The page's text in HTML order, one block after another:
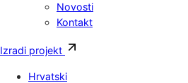
Novosti
Kontakt
Izradi projekt
Hrvatski